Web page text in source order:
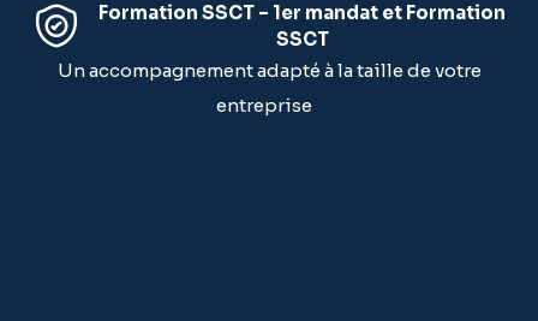
Formation SSCT – 1er mandat et Formation
SSCT
Un accompagnement adapté à la taille de votre
entreprise